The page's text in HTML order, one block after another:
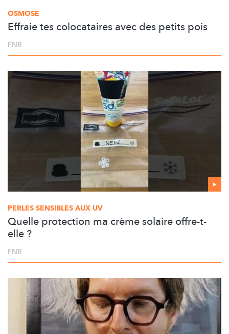
OSMOSE
Effraie tes colocataires avec des petits pois
FNR
PERLES SENSIBLES AUX UV
Quelle protection ma crème solaire offre-t-
elle ?
FNR